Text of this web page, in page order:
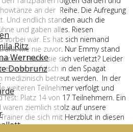
Ritz
Wernecke
Dobbrunz
an der Reihe. Die Aufregung
Und endlich standen auch die
und gaben alles. Riesen
vorbei war. Es hat sich niemand
wie nie zuvor. Nur Emmy stand
los? Hatte sie sich verletzt? Leider
war sie falsch in den Spagat
medizinisch betreut werden. In der
weiteren Teilnehmer verfolgt und
Platz 14 von 17 Teilnehmern. Ein
ziemlich stolz auf unsere
die sich mit Herzblut in diesen